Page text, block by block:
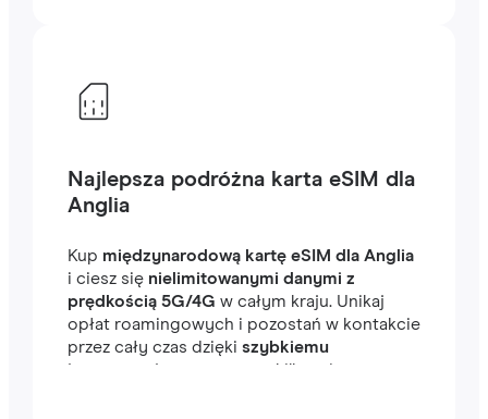
Najlepsza podróżna karta eSIM dla
Anglia
Kup międzynarodową kartę eSIM dla Anglia
i ciesz się nielimitowanymi danymi z
prędkością 5G/4G w całym kraju. Unikaj
opłat roamingowych i pozostań w kontakcie
przez cały czas dzięki szybkiemu
internetowi , gotowemu w kilka minut za